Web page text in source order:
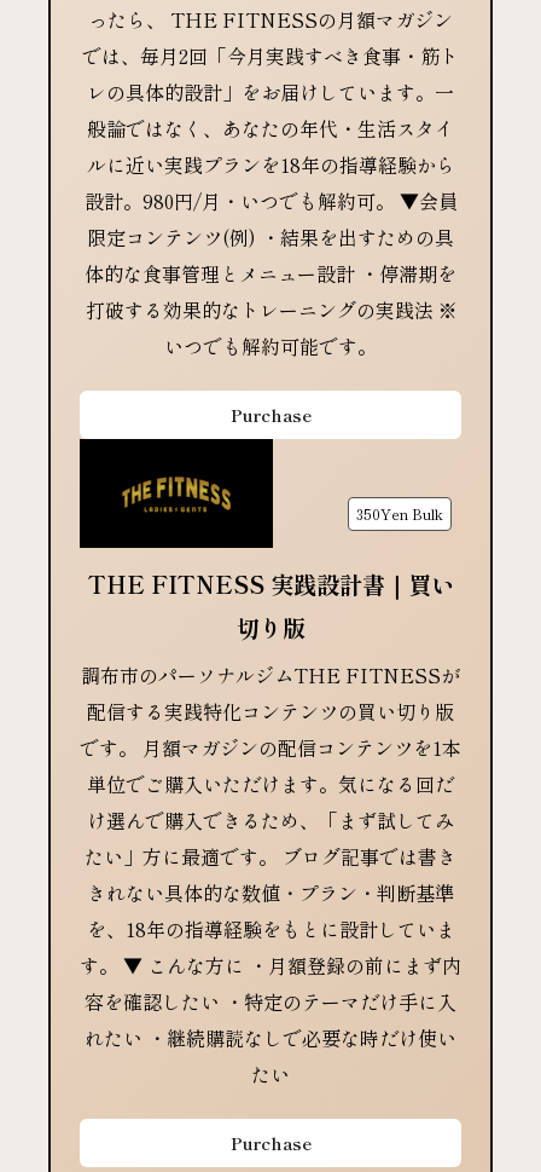
ったら、 THE FITNESSの月額マガジン
では、毎月2回「今月実践すべき食事・筋ト
レの具体的設計」をお届けしています。一
般論ではなく、あなたの年代・生活スタイ
ルに近い実践プランを18年の指導経験から
設計。980円/月・いつでも解約可。 ▼会員
限定コンテンツ(例) ・結果を出すための具
体的な食事管理とメニュー設計 ・停滞期を
打破する効果的なトレーニングの実践法 ※
いつでも解約可能です。
Purchase
350Yen Bulk
THE FITNESS 実践設計書｜買い
切り版
調布市のパーソナルジムTHE FITNESSが
配信する実践特化コンテンツの買い切り版
です。 月額マガジンの配信コンテンツを1本
単位でご購入いただけます。気になる回だ
け選んで購入できるため、「まず試してみ
たい」方に最適です。 ブログ記事では書き
きれない具体的な数値・プラン・判断基準
を、18年の指導経験をもとに設計していま
す。 ▼ こんな方に ・月額登録の前にまず内
容を確認したい ・特定のテーマだけ手に入
れたい ・継続購読なしで必要な時だけ使い
たい
Purchase